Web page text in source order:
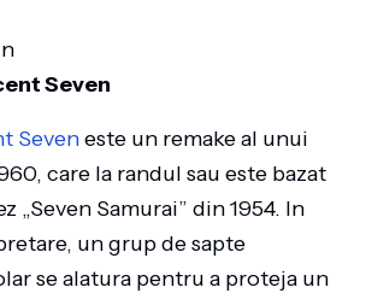
Seven
Seveneste un remake al unui
care la randul sau este bazat
„Seven Samurai” din 1954. In
un grup de sapte
se alatura pentru a proteja un